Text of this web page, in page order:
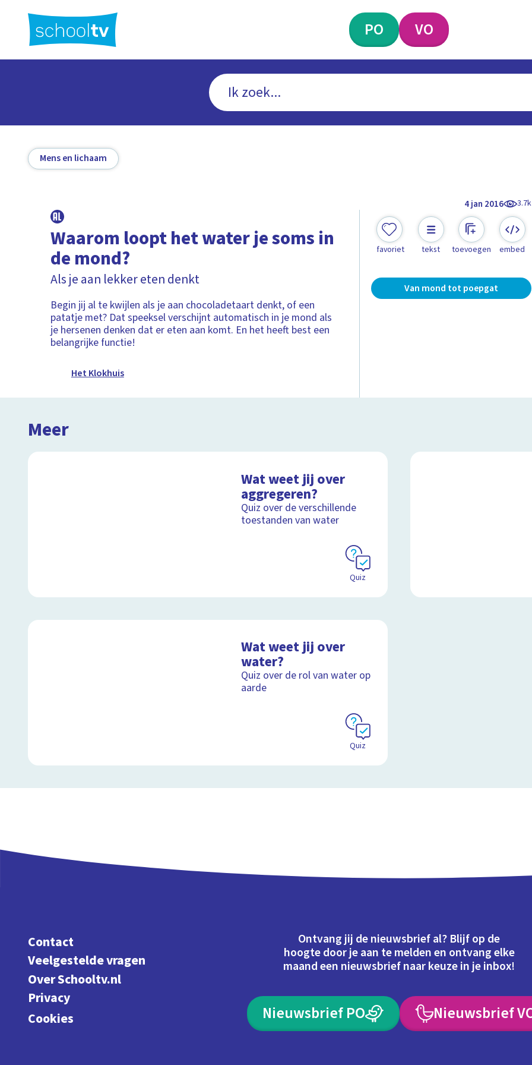
hoofdinhoud
PO VO
Mens en lichaam
4 jan 2016 3.7k
Waarom loopt het water je soms in
de mond?
Als je aan lekker eten denkt
Begin jij al te kwijlen als je aan chocoladetaart denkt, of een
patatje met? Dat speeksel verschijnt automatisch in je mond als
je hersenen denken dat er eten aan komt. En het heeft best een
belangrijke functie!
Het Klokhuis
favoriet tekst toevoegen embed
Van mond tot poepgat
Meer
Wat weet jij over
aggregeren?
Quiz over de verschillende
toestanden van water
Quiz
Wat weet jij over
water?
Quiz over de rol van water op
aarde
Quiz
Contact
Veelgestelde vragen
Over Schooltv.nl
Privacy
Cookies
Ontvang jij de nieuwsbrief al? Blijf op de
hoogte door je aan te melden en ontvang elke
maand een nieuwsbrief naar keuze in je inbox!
Nieuwsbrief PO Nieuwsbrief